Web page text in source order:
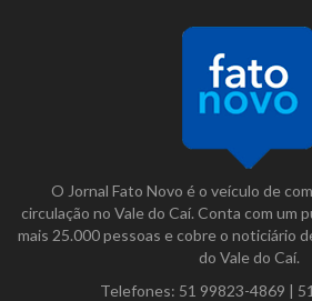
O Jornal Fato Novo é o veículo de
circulação no Vale do Caí. Conta com um
mais 25.000 pessoas e cobre o noticiário
do Vale do Caí.
Telefones: 51 99823-4869 |